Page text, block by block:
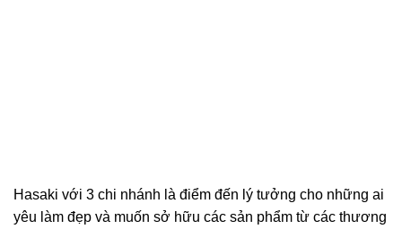
Hasaki với 3 chi nhánh là điểm đến lý tưởng cho những ai
yêu làm đẹp và muốn sở hữu các sản phẩm từ các thương